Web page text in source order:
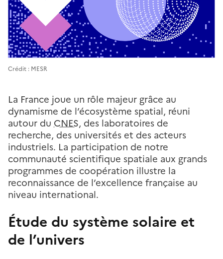
Crédit : MESR
La France joue un rôle majeur grâce au
dynamisme de l’écosystème spatial, réuni
autour du CNES, des laboratoires de
recherche, des universités et des acteurs
industriels. La participation de notre
communauté scientifique spatiale aux grands
programmes de coopération illustre la
reconnaissance de l’excellence française au
niveau international.
Étude du système solaire et
de l’univers